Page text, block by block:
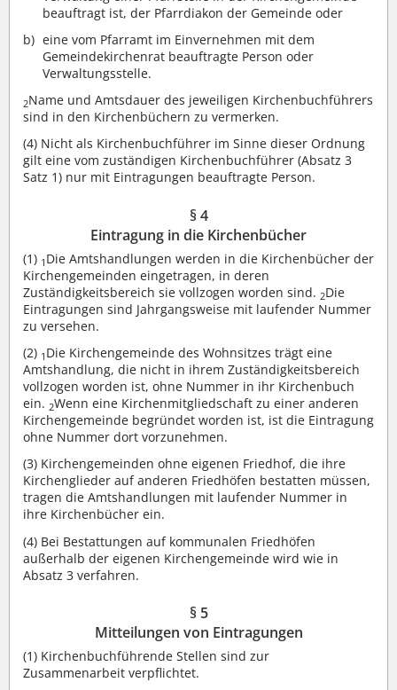
beauftragt ist, der Pfarrdiakon der Gemeinde oder
eine vom Pfarramt im Einvernehmen mit dem
Gemeindekirchenrat beauftragte Person oder
Verwaltungsstelle.
2Name und Amtsdauer des jeweiligen Kirchenbuchführers
sind in den Kirchenbüchern zu vermerken.
(4) Nicht als Kirchenbuchführer im Sinne dieser Ordnung
gilt eine vom zuständigen Kirchenbuchführer (Absatz 3
Satz 1) nur mit Eintragungen beauftragte Person.
§ 4
Eintragung in die Kirchenbücher
(1) 1 Die Amtshandlungen werden in die Kirchenbücher der
Kirchengemeinden eingetragen, in deren
Zuständigkeitsbereich sie vollzogen worden sind. 2Die
Eintragungen sind Jahrgangsweise mit laufender Nummer
zu versehen.
(2) 1 Die Kirchengemeinde des Wohnsitzes trägt eine
Amtshandlung, die nicht in ihrem Zuständigkeitsbereich
vollzogen worden ist, ohne Nummer in ihr Kirchenbuch
ein. 2Wenn eine Kirchenmitgliedschaft zu einer anderen
Kirchengemeinde begründet worden ist, ist die Eintragung
ohne Nummer dort vorzunehmen.
(3) Kirchengemeinden ohne eigenen Friedhof, die ihre
Kirchenglieder auf anderen Friedhöfen bestatten müssen,
tragen die Amtshandlungen mit laufender Nummer in
ihre Kirchenbücher ein.
(4) Bei Bestattungen auf kommunalen Friedhöfen
außerhalb der eigenen Kirchengemeinde wird wie in
Absatz 3 verfahren.
§ 5
Mitteilungen von Eintragungen
(1) Kirchenbuchführende Stellen sind zur
Zusammenarbeit verpflichtet.